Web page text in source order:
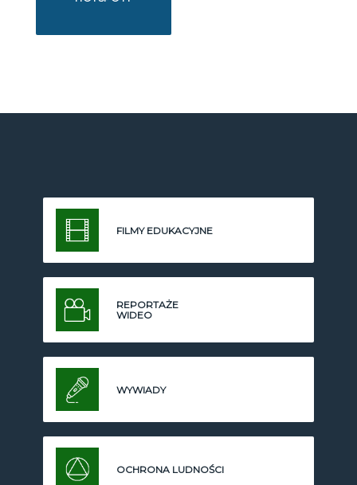
FILMY EDUKACYJNE
REPORTAŻE
WIDEO
WYWIADY
OCHRONA LUDNOŚCI